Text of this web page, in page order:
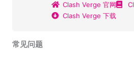
Clash Verge 官网
Clash Verge 下载
常见问题